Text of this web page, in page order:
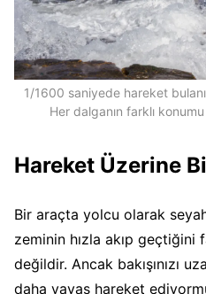
1/1600 saniyede hareket
Her dalganın farklı
Hareket Üzerine
Bir araçta yolcu olarak
zeminin hızla akıp
değildir. Ancak bakışınızı
daha yavaş hareket